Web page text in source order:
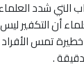
التي شدد
أن التكفير
تمس
.